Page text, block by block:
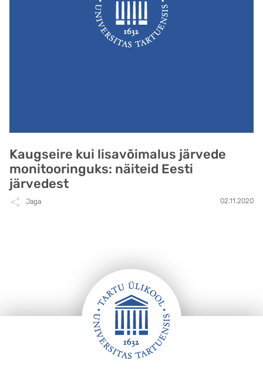
Kaugseire kui lisavõimalus järvede
monitooringuks: näiteid Eesti
järvedest
Jaga 02.11.2020